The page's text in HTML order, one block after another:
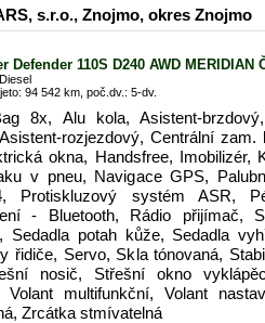
s.r.o., Znojmo, okres Znojmo
Defender 110S D240 AWD MERIDIAN
94 542 km, poč.dv.: 5-dv.
8x, Alu kola, Asistent-
rozjezdový, Centrální
okna, Handsfree, Imobilizér,
v pneu, Navigace GPS,
Protiskluzový systém ASR,
- Bluetooth, Rádio přijímač,
Sedadla potah kůže, Sedadla
řidiče, Servo, Skla tónovaná,
nosič, Střešní okno
Volant multifunkční, Volant
Zrcátka stmívatelná